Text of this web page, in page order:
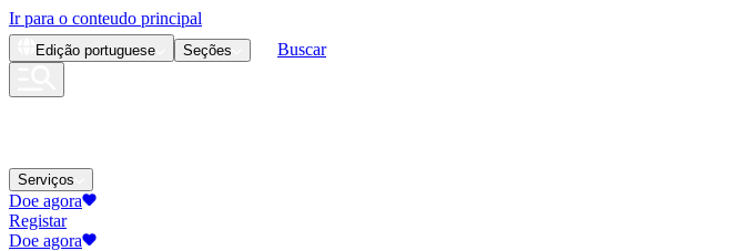
Ir para o conteudo principal
Edição portuguese Seções Buscar
Serviços
Doe agora
Registar
Doe agora